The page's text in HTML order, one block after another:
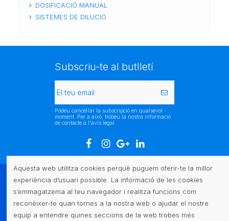
DOSIFICACIÓ MANUAL
SISTEMES DE DILUCIÓ
Subscriu-te al butlletí
Podeu cancel·lar la subscripció en qualsevol
moment. Per a això, trobeu la nostra informació
de contacte a l'avís legal.
Atenció al client
Legal
Aquesta web utilitza cookies perquè puguem oferir-te la millor
experiència d’usuari possible. La informació de les cookies
s’emmagatzema al teu navegador i realitza funcions com
reconèixer-te quan tornes a la nostra web o ajudar el nostre
equip a entendre quines seccions de la web trobes més